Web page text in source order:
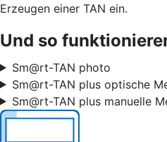
Erzeugen einer TAN ein.
Und so
Sm@rt-TAN photo
Sm@rt-TAN plus optische
Sm@rt-TAN plus manuelle